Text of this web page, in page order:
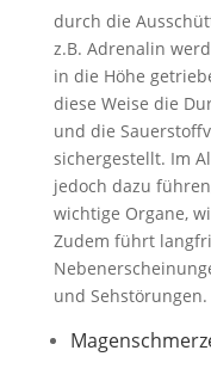
durch die
z.B. Adrenalin
in die Höhe
diese Weise die
und die
sichergestellt. Im
jedoch dazu
wichtige Organe,
Zudem führt
und Sehstörungen.